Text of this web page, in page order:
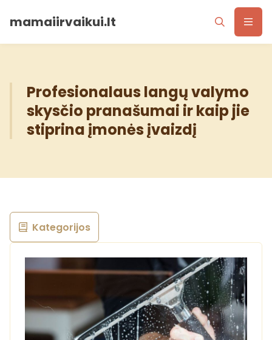
mamaiirvaikui.lt
Profesionalaus langų valymo
skysčio pranašumai ir kaip jie
stiprina įmonės įvaizdį
Kategorijos